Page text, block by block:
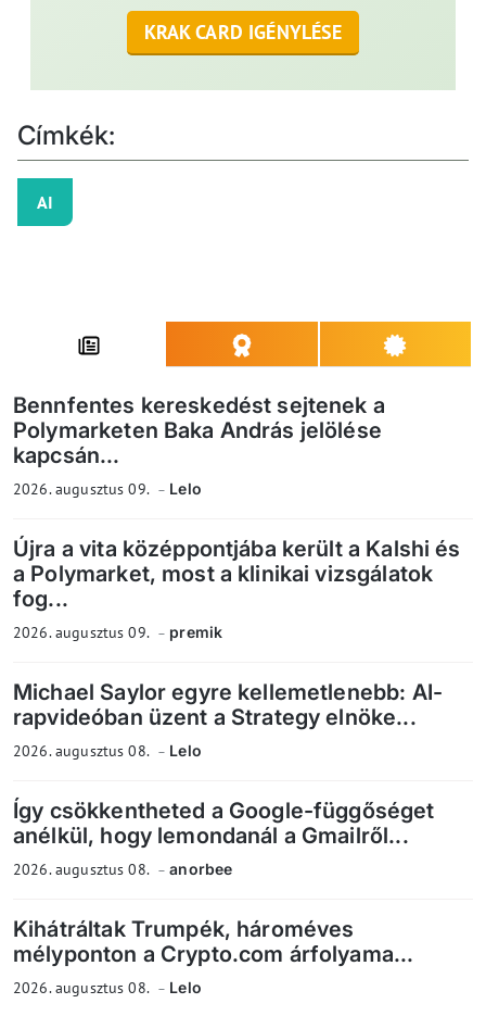
KRAK CARD IGÉNYLÉSE
Címkék:
AI
Bennfentes kereskedést sejtenek a
Polymarketen Baka András jelölése
kapcsán...
2026. augusztus 09. Lelo
Újra a vita középpontjába került a Kalshi és
a Polymarket, most a klinikai vizsgálatok
fog...
2026. augusztus 09. premik
Michael Saylor egyre kellemetlenebb: AI-
rapvideóban üzent a Strategy elnöke...
2026. augusztus 08. Lelo
Így csökkentheted a Google-függőséget
anélkül, hogy lemondanál a Gmailről...
2026. augusztus 08. anorbee
Kihátráltak Trumpék, hároméves
mélyponton a Crypto.com árfolyama...
2026. augusztus 08. Lelo